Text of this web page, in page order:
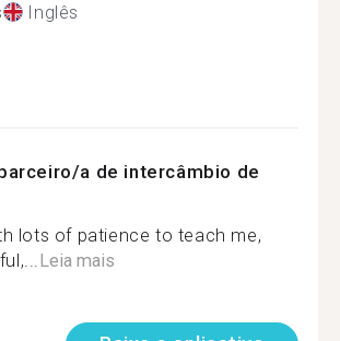
Inglês
a de intercâmbio de
lots of patience to teach me,
Leia mais